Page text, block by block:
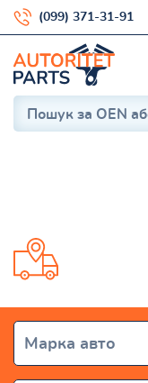
(099) 371-31-91
Марка авто